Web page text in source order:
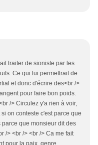
traiter de sioniste par les
Ce qui lui permettrait de
et donc d'écrire des<br />
pour faire bon poids.
/> Circulez y'a rien à voir,
on conteste c'est parce que
que monsieur dit des
/> <br /> <br /> Ca me fait
pour la paix, genre